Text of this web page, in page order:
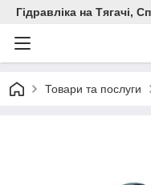
Гідравліка на Тягачі,
Товари та послуги